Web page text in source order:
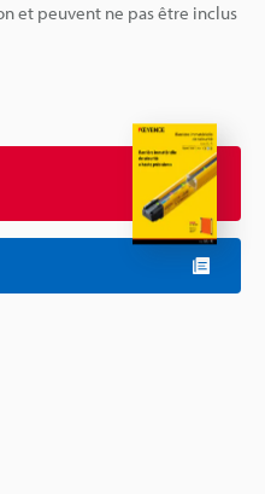
et peuvent ne pas être inclus